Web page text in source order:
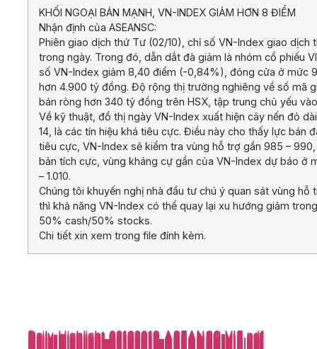
KHỐI NGOẠI BÁN MẠNH, VN-INDEX GIẢM HƠN 8 ĐIỂM
Nhận định của ASEANSC:
Phiên giao dịch thứ Tư (02/10), chỉ số VN-Index giao
trong ngày. Trong đó, dẫn dắt đà giảm là nhóm cổ phiếu
số VN-Index giảm 8,40 điểm (-0,84%), đóng cửa ở mức
hơn 4.900 tỷ đồng. Độ rộng thị trường nghiêng về số mã
bán ròng hơn 340 tỷ đồng trên HSX, tập trung chủ yếu vào
Về kỹ thuật, đồ thị ngày VN-Index xuất hiện cây nến đỏ
14, là các tín hiệu khá tiêu cực. Điều này cho thấy lực bán
tiêu cực, VN-Index sẽ kiểm tra vùng hỗ trợ gần 985 –
bản tích cực, vùng kháng cự gần của VN-Index dự báo ở
– 1.010.
Chúng tôi khuyến nghị nhà đầu tư chú ý quan sát vùng
thì khả năng VN-Index có thể quay lại xu hướng giảm
50% cash/50% stocks.
Chi tiết xin xem trong file đính kèm.
Daily-Highlight_02102019_ASEANSC-VIE.pdf
Daily-Highlight_02102019_ASEANSC-VIE.pdf
Daily-Highlight_02102019_ASEANSC-VIE.pdf
Daily-Highlight_02102019_ASEANSC-VIE.pdf
Daily-Highlight_02102019_ASEANSC-VIE.pdf
Daily-Highlight_02102019_ASEANSC-VIE.pdf
Daily-Highlight_02102019_ASEANSC-VIE.pdf
Daily-Highlight_02102019_ASEANSC-VIE.pdf
Daily-Highlight_02102019_ASEANSC-VIE.pdf
Daily-Highlight_02102019_ASEANSC-VIE.pdf
Daily-Highlight_02102019_ASEANSC-VIE.pdf
Daily-Highlight_02102019_ASEANSC-VIE.pdf
Daily-Highlight_02102019_ASEANSC-VIE.pdf